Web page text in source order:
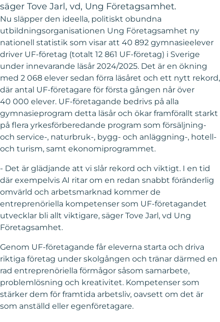
säger Tove Jarl, vd, Ung Företagsamhet.
Nu släpper den ideella, politiskt obundna
utbildningsorganisationen Ung Företagsamhet ny
nationell statistik som visar att 40 892 gymnasieelever
driver UF-företag (totalt 12 861 UF-företag) i Sverige
under innevarande läsår 2024/2025. Det är en ökning
med 2 068 elever sedan förra läsåret och ett nytt rekord,
där antal UF-företagare för första gången når över
40 000 elever. UF-företagande bedrivs på alla
gymnasieprogram detta läsår och ökar framförallt starkt
på flera yrkesförberedande program som försäljning-
och service-, naturbruk-, bygg- och anläggning-, hotell-
och turism, samt ekonomiprogrammet.
- Det är glädjande att vi slår rekord och viktigt. I en tid
där exempelvis AI ritar om en redan snabbt föränderlig
omvärld och arbetsmarknad kommer de
entreprenöriella kompetenser som UF-företagandet
utvecklar bli allt viktigare, säger Tove Jarl, vd Ung
Företagsamhet.
Genom UF-företagande får eleverna starta och driva
riktiga företag under skolgången och tränar därmed en
rad entreprenöriella förmågor såsom samarbete,
problemlösning och kreativitet. Kompetenser som
stärker dem för framtida arbetsliv, oavsett om det är
som anställd eller egenföretagare.